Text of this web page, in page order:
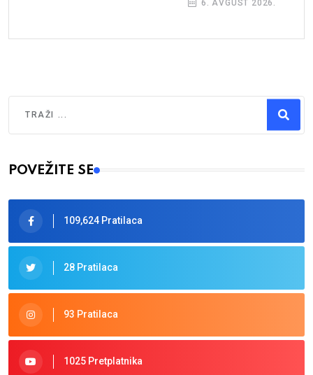
6. AVGUST 2026.
Type 2 or more characters for results.
POVEŽITE SE
109,624 Pratilaca
28 Pratilaca
93 Pratilaca
1025 Pretplatnika